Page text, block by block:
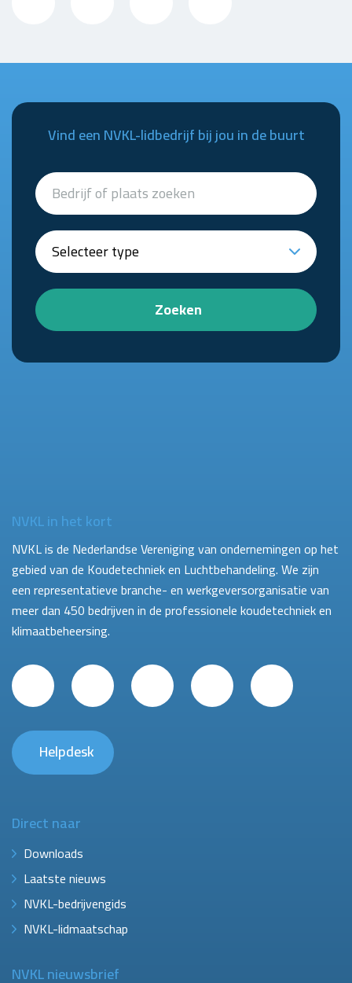
Vind een NVKL-lidbedrijf bij jou in de buurt
Zoeken
NVKL in het kort
NVKL is de Nederlandse Vereniging van ondernemingen op het
gebied van de Koudetechniek en Luchtbehandeling. We zijn
een representatieve branche- en werkgeversorganisatie van
meer dan 450 bedrijven in de professionele koudetechniek en
klimaatbeheersing.
Helpdesk
Direct naar
Downloads
Laatste nieuws
NVKL-bedrijvengids
NVKL-lidmaatschap
NVKL nieuwsbrief